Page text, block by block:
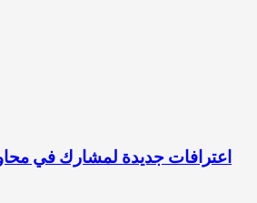
اعترافات جديدة لمشارك في